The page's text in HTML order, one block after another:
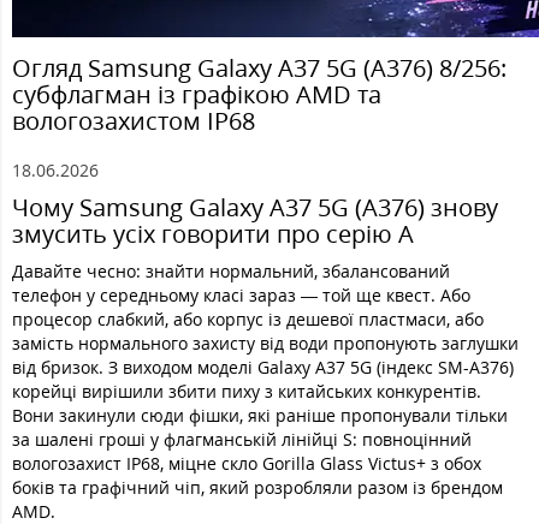
Огляд Samsung Galaxy A37 5G (A376) 8/256:
субфлагман із графікою AMD та
вологозахистом IP68
18.06.2026
Чому Samsung Galaxy A37 5G (A376) знову
змусить усіх говорити про серію А
Давайте чесно: знайти нормальний, збалансований
телефон у середньому класі зараз — той ще квест. Або
процесор слабкий, або корпус із дешевої пластмаси, або
замість нормального захисту від води пропонують заглушки
від бризок. З виходом моделі Galaxy A37 5G (індекс SM-A376)
корейці вирішили збити пиху з китайських конкурентів.
Вони закинули сюди фішки, які раніше пропонували тільки
за шалені гроші у флагманській лінійці S: повноцінний
вологозахист IP68, міцне скло Gorilla Glass Victus+ з обох
боків та графічний чіп, який розробляли разом із брендом
AMD.